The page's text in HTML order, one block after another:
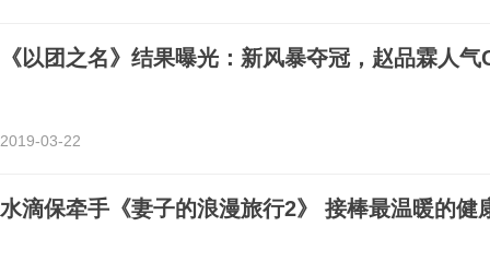
《以团之名》结果曝光：新风暴夺冠，赵品霖人气
2019-03-22
水滴保牵手《妻子的浪漫旅行2》 接棒最温暖的健